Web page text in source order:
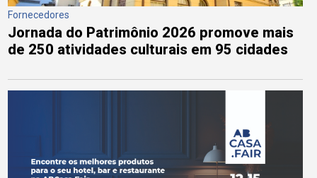
Fornecedores
Jornada do Patrimônio 2026 promove mais
de 250 atividades culturais em 95 cidades